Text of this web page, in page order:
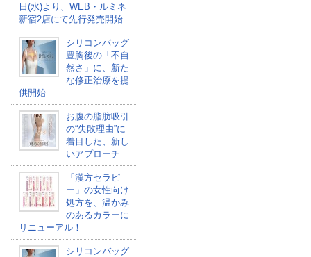
日(水)より、WEB・ルミネ
新宿2店にて先行発売開始
シリコンバッグ
豊胸後の「不自
然さ」に、新た
な修正治療を提
供開始
お腹の脂肪吸引
の“失敗理由”に
着目した、新し
いアプローチ
「漢方セラピ
ー」の女性向け
処方を、温かみ
のあるカラーに
リニューアル！
シリコンバッグ